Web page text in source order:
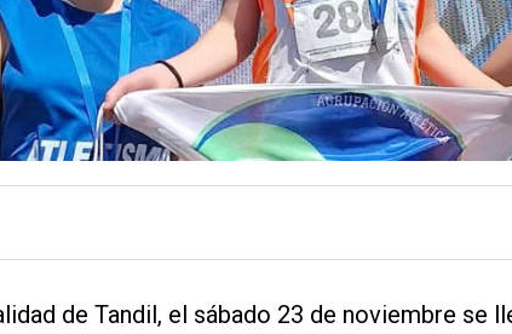
de Tandil, el sábado 23 de noviembre se